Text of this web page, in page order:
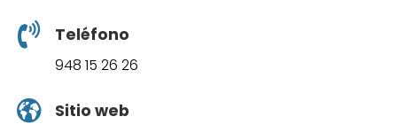
Teléfono
948 15 26 26
Sitio web